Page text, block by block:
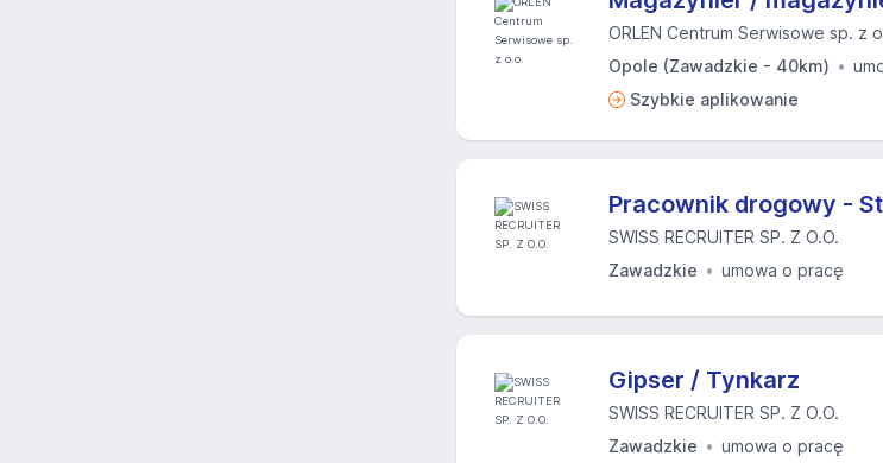
ORLEN Centrum Serwisowe sp. z
Opole (Zawadzkie - 40km)
Szybkie aplikowanie
Pracownik drogowy -
SWISS RECRUITER SP. Z O.O.
Zawadzkie
umowa o pracę
Gipser / Tynkarz
SWISS RECRUITER SP. Z O.O.
Zawadzkie
umowa o pracę